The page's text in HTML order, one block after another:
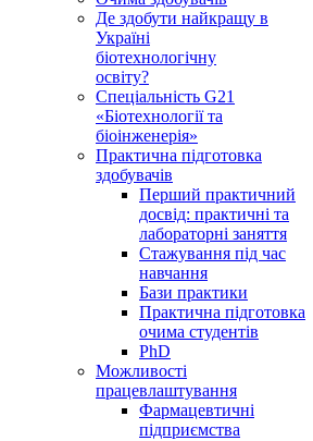
Де здобути найкращу в
Україні
біотехнологічну
освіту?
Спеціальність G21
«Біотехнології та
біоінженерія»
Практична підготовка
здобувачів
Перший практичний
досвід: практичні та
лабораторні заняття
Стажування під час
навчання
Бази практики
Практична підготовка
очима студентів
PhD
Можливості
працевлаштування
Фармацевтичні
підприємства